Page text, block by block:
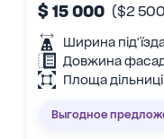
$ 15 000 ($2
Ширина
Довжина
Площа
Выгодное